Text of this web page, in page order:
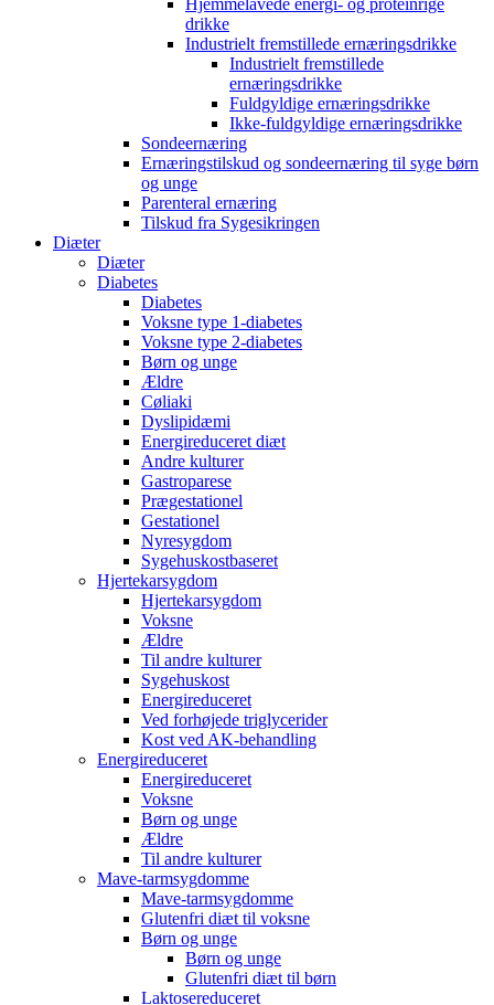
Hjemmelavede energi- og proteinrige
drikke
Industrielt fremstillede ernæringsdrikke
Industrielt fremstillede
ernæringsdrikke
Fuldgyldige ernæringsdrikke
Ikke-fuldgyldige ernæringsdrikke
Sondeernæring
Ernæringstilskud og sondeernæring til syge børn
og unge
Parenteral ernæring
Tilskud fra Sygesikringen
Diæter
Diæter
Diabetes
Diabetes
Voksne type 1-diabetes
Voksne type 2-diabetes
Børn og unge
Ældre
Cøliaki
Dyslipidæmi
Energireduceret diæt
Andre kulturer
Gastroparese
Prægestationel
Gestationel
Nyresygdom
Sygehuskostbaseret
Hjertekarsygdom
Hjertekarsygdom
Voksne
Ældre
Til andre kulturer
Sygehuskost
Energireduceret
Ved forhøjede triglycerider
Kost ved AK-behandling
Energireduceret
Energireduceret
Voksne
Børn og unge
Ældre
Til andre kulturer
Mave-tarmsygdomme
Mave-tarmsygdomme
Glutenfri diæt til voksne
Børn og unge
Børn og unge
Glutenfri diæt til børn
Laktosereduceret